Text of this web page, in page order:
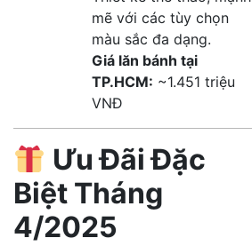
mẽ với các tùy chọn
màu sắc đa dạng​.
Giá lăn bánh tại
TP.HCM: ~1.451 triệu
VNĐ
Ưu Đãi Đặc
Biệt Tháng
4/2025